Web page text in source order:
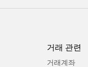
거래 관련
거래계좌